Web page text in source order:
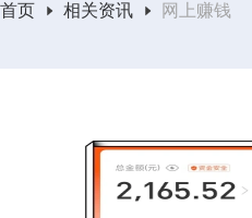
首页 相关资讯 网上赚钱